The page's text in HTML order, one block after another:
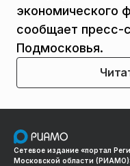
сообщает пресс-
Подмосковья.
Сетевое издание «портал
Московской области